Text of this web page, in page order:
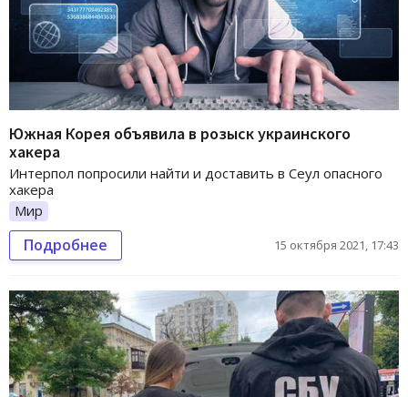
Южная Корея объявила в розыск украинского
хакера
Интерпол попросили найти и доставить в Сеул опасного
хакера
Мир
Подробнее 15 октября 2021, 17:43